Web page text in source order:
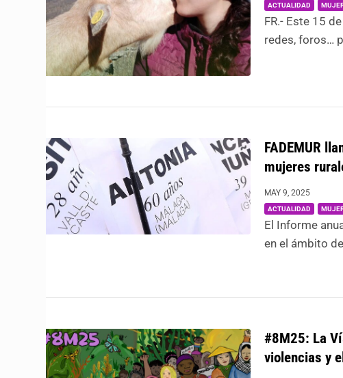
ACTUALIDAD
FR.- Este 15
redes, foros…
FADEMUR
mujeres
MAY 9, 2025
ACTUALIDAD
El Informe
en el ámbito
#8M25: La
violencias y